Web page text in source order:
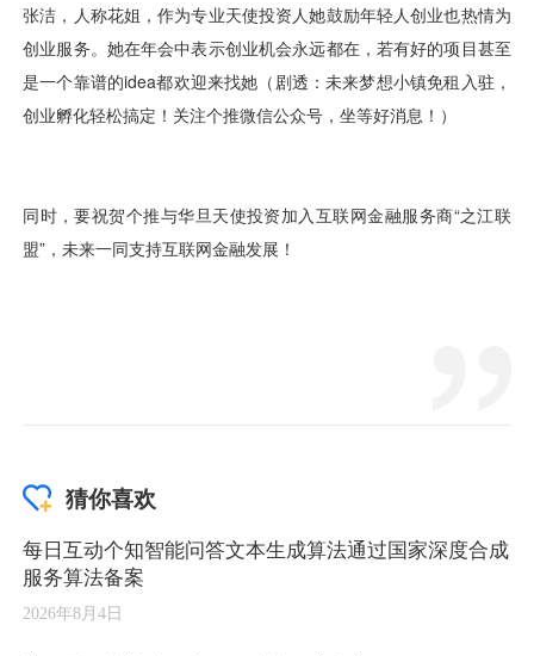
猜你喜欢
每日互动个知智能问答文本生成算法通过国家深度合成
服务算法备案
2026年8月4日